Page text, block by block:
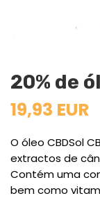
20% de
19,93 EUR
O óleo CBDSol
extractos de
Contém uma
bem como